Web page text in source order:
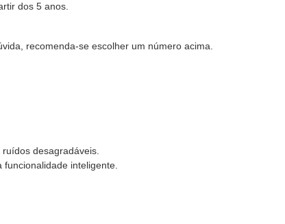
dos 5 anos.
recomenda-se escolher um número acima.
desagradáveis.
inteligente.